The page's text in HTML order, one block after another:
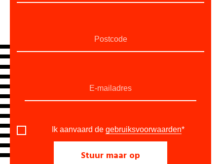
Ik aanvaard de gebruiksvoorwaarden*